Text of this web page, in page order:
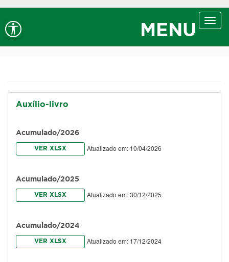
Ir ao conteúdo Alt+1 Ir ao menu Alt+2 Ir à busca Alt+3
A-Diminuir fonte MENU
Auxílio-livro
Acumulado/2026
VER XLSX Atualizado em: 10/04/2026
Acumulado/2025
VER XLSX Atualizado em: 30/12/2025
Acumulado/2024
VER XLSX Atualizado em: 17/12/2024